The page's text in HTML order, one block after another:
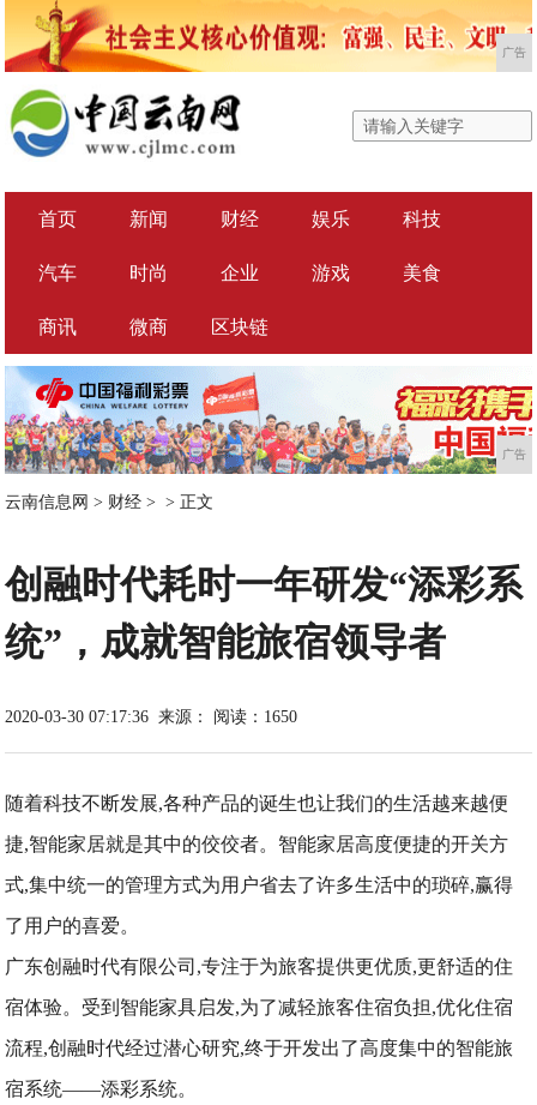
广告
首页 新闻 财经 娱乐 科技
汽车 时尚 企业 游戏 美食
商讯 微商 区块链
广告
云南信息网 > 财经 > > 正文
创融时代耗时一年研发“添彩系
统”，成就智能旅宿领导者
2020-03-30 07:17:36 来源： 阅读：1650
随着科技不断发展,各种产品的诞生也让我们的生活越来越便
捷,智能家居就是其中的佼佼者。智能家居高度便捷的开关方
式,集中统一的管理方式为用户省去了许多生活中的琐碎,赢得
了用户的喜爱。
广东创融时代有限公司,专注于为旅客提供更优质,更舒适的住
宿体验。受到智能家具启发,为了减轻旅客住宿负担,优化住宿
流程,创融时代经过潜心研究,终于开发出了高度集中的智能旅
宿系统——添彩系统。